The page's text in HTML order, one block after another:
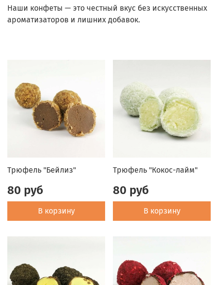
Наши конфеты — это честный вкус без искусственных
ароматизаторов и лишних добавок.
Трюфель "Бейлиз"
80 руб
В корзину
Трюфель "Кокос-лайм"
80 руб
В корзину